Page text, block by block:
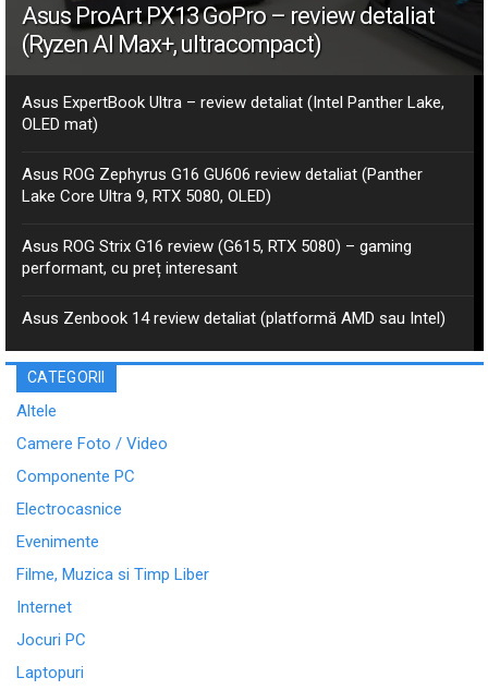
Asus ProArt PX13 GoPro – review detaliat
(Ryzen AI Max+, ultracompact)
Asus ExpertBook Ultra – review detaliat (Intel Panther Lake,
OLED mat)
Asus ROG Zephyrus G16 GU606 review detaliat (Panther
Lake Core Ultra 9, RTX 5080, OLED)
Asus ROG Strix G16 review (G615, RTX 5080) – gaming
performant, cu preț interesant
Asus Zenbook 14 review detaliat (platformă AMD sau Intel)
CATEGORII
Altele
Camere Foto / Video
Componente PC
Electrocasnice
Evenimente
Filme, Muzica si Timp Liber
Internet
Jocuri PC
Laptopuri